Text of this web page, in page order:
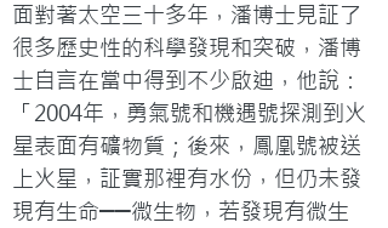
面對著太空三十多年，潘博士見証了
很多歷史性的科學發現和突破，潘博
士自言在當中得到不少啟迪，他說：
「2004年，勇氣號和機遇號探測到火
星表面有礦物質；後來，鳳凰號被送
上火星，証實那裡有水份，但仍未發
現有生命──微生物，若發現有微生